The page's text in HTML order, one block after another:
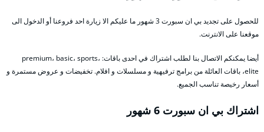
للحصول على تجديد بي ان سبورت 3 شهور ما عليكم الا زيارة احد فروعنا أو الدخول الى
موقعنا على الانترنت.
أيضا يمكنكم الاتصال بنا لطلب اشتراك في احدى باقات: premium، basic، sports،
elite، باقات العائلة من برامج ترفيهية و مسلسلات و افلام. تخفيضات و عروض مستمرة و
أسعار رخيصة تناسب الجميع.
اشتراك بي ان سبورت 6 شهور